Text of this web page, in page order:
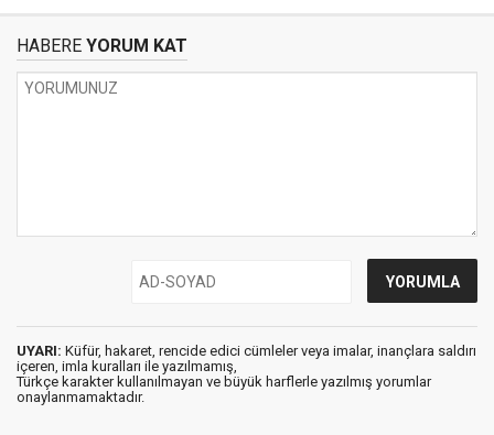
HABERE YORUM KAT
UYARI: Küfür, hakaret, rencide edici cümleler veya imalar, inançlara saldırı
içeren, imla kuralları ile yazılmamış,
Türkçe karakter kullanılmayan ve büyük harflerle yazılmış yorumlar
onaylanmamaktadır.